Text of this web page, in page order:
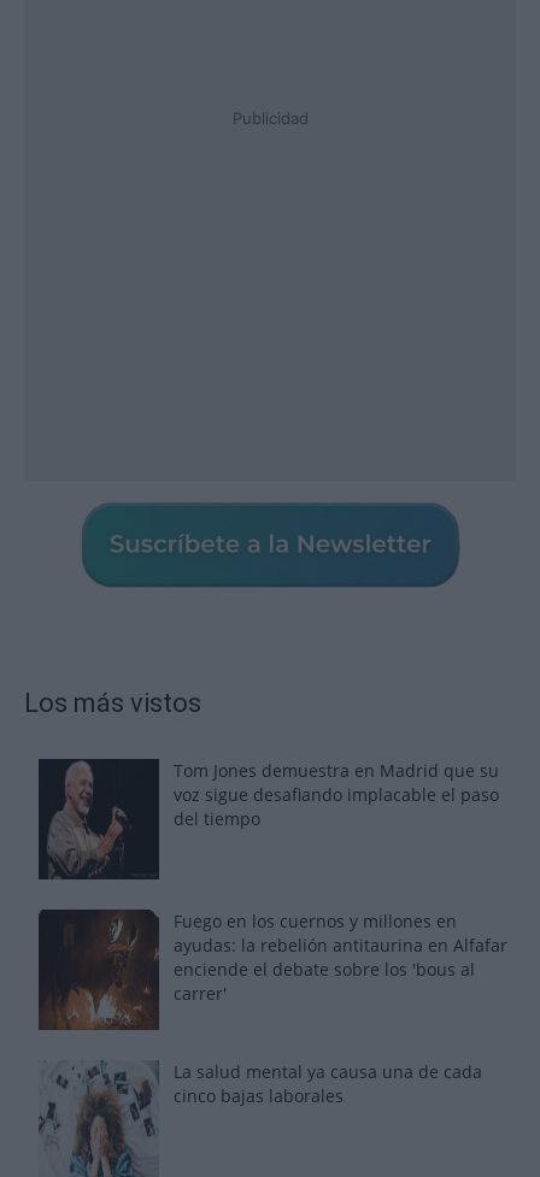
Publicidad
Los más vistos
Tom Jones demuestra en Madrid que su
voz sigue desafiando implacable el paso
del tiempo
Fuego en los cuernos y millones en
ayudas: la rebelión antitaurina en Alfafar
enciende el debate sobre los 'bous al
carrer'
La salud mental ya causa una de cada
cinco bajas laborales